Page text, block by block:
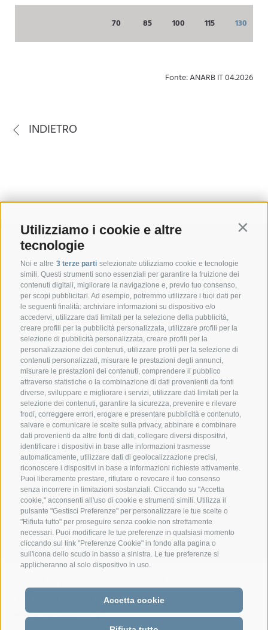
Utilizziamo i cookie e altre
tecnologie
Noi e altre 3 terze parti selezionate utilizziamo cookie e tecnologie
simili. Questi strumenti sono essenziali per garantire la fruizione dei
contenuti digitali, migliorare la navigazione e, previo tuo consenso,
per scopi pubblicitari. Ad esempio, potremmo utilizzare i tuoi dati per
le seguenti finalità: archiviare informazioni su dispositivo e/o
accedervi, utilizzare dati limitati per la selezione della pubblicità,
creare profili per la pubblicità personalizzata, utilizzare profili per la
selezione di pubblicità personalizzata, creare profili per la
personalizzazione dei contenuti, utilizzare profili per la selezione di
contenuti personalizzati, misurare le prestazioni degli annunci,
misurare le prestazioni dei contenuti, comprendere il pubblico
attraverso statistiche o la combinazione di dati provenienti da fonti
diverse, sviluppare e migliorare i servizi, utilizzare dati limitati per la
selezione dei contenuti, garantire la sicurezza, prevenire e rilevare
frodi, correggere errori, erogare e presentare pubblicità e contenuto,
salvare e comunicare le scelte sulla privacy, abbinare e combinare
dati provenienti da altre fonti di dati, collegare diversi dispositivi,
identificare i dispositivi in base alle informazioni trasmesse
automaticamente, utilizzare dati di geolocalizzazione precisi,
riconoscere i dispositivi in base a informazioni richieste attivamente.
Puoi liberamente prestare, rifiutare o revocare il tuo consenso
senza incorrere in limitazioni sostanziali. Cliccando su "Accetta
cookie," acconsenti all'uso di cookie e strumenti simili. Utilizza il
pulsante "Gestisci Preferenze" per personalizzare le tue scelte o
"Rifiuta tutto" per proseguire senza cookie non strettamente
necessari. Puoi modificare le tue preferenze in qualsiasi momento
cliccando sul link "Preferenze Cookie" in fondo alla pagina o
sull'icona dello scudo in basso a sinistra. Le tue preferenze si
applicheranno al solo dispositivo in uso.
Accetta cookie
70 85 100 115 130
Fonte: ANARB IT 04.2026
INDIETRO
CONTATTO
Federazione Prov.le Allevatori Trento
Via delle Bettine, 40 - 38121 Trento
Tel.:+39 0461 432111
info@superbrown.it
REGISTRAZIONE NEWSLETTER
created with passion by